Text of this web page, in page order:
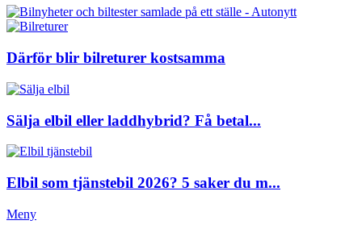
Därför blir bilreturer kostsamma
Sälja elbil eller laddhybrid? Få betal...
Elbil som tjänstebil 2026? 5 saker du m...
Meny